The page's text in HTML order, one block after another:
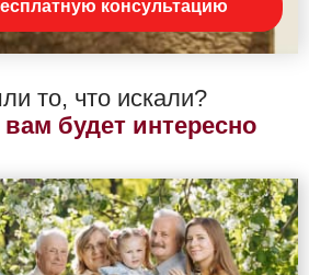
консультацию
то, что искали?
будет интересно